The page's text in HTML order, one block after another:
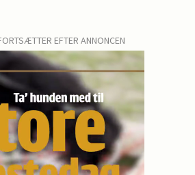
EFTER ANNONCEN